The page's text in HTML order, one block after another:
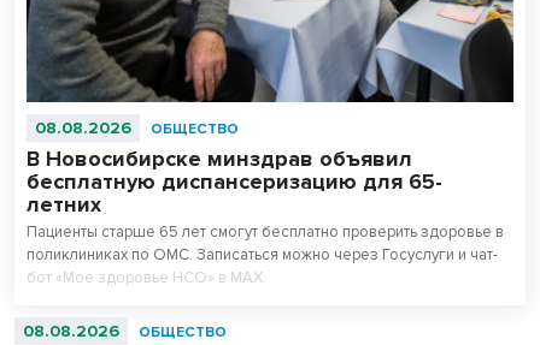
08.08.2026 ОБЩЕСТВО
В Новосибирске минздрав объявил
бесплатную диспансеризацию для 65-
летних
Пациенты старше 65 лет смогут бесплатно проверить здоровье в
поликлиниках по ОМС. Записаться можно через Госуслуги и чат-
бот «Мое здоровье НСО» в МАХ.
08.08.2026 ОБЩЕСТВО